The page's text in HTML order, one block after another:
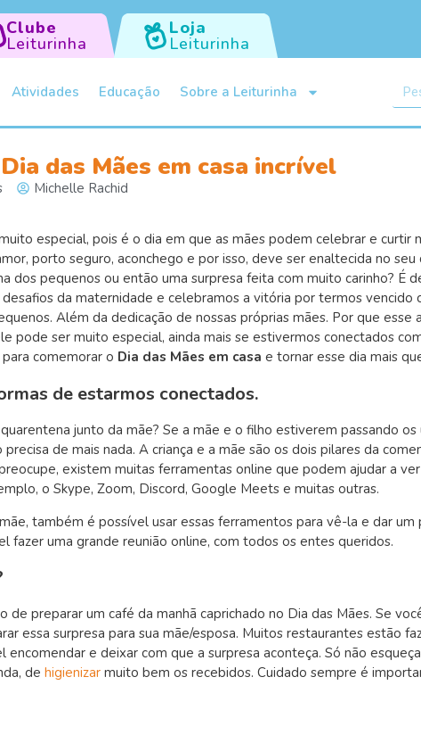
Clube
Leiturinha
Loja
Leiturinha
Atividades Educação Sobre a Leiturinha
das Mães em casa incrível
Michelle Rachid
especial, pois é o dia em que as mães podem celebrar e curtir
porto seguro, aconchego e por isso, deve ser enaltecida no seu
dos pequenos ou então uma surpresa feita com muito carinho? É
da maternidade e celebramos a vitória por termos vencido
Além da dedicação de nossas próprias mães. Por que esse
pode ser muito especial, ainda mais se estivermos conectados
comemorar o Dia das Mães em casa e tornar esse dia mais
de estarmos conectados.
junto da mãe? Se a mãe e o filho estiverem passando
de mais nada. A criança e a mãe são os dois pilares da
existem muitas ferramentas online que podem ajudar a
o Skype, Zoom, Discord, Google Meets e muitas outras.
também é possível usar essas ferramentos para vê-la e dar um
fazer uma grande reunião online, com todos os entes queridos.
de preparar um café da manhã caprichado no Dia das Mães. Se
essa surpresa para sua mãe/esposa. Muitos restaurantes estão
encomendar e deixar com que a surpresa aconteça. Só não
de higienizar muito bem os recebidos. Cuidado sempre é